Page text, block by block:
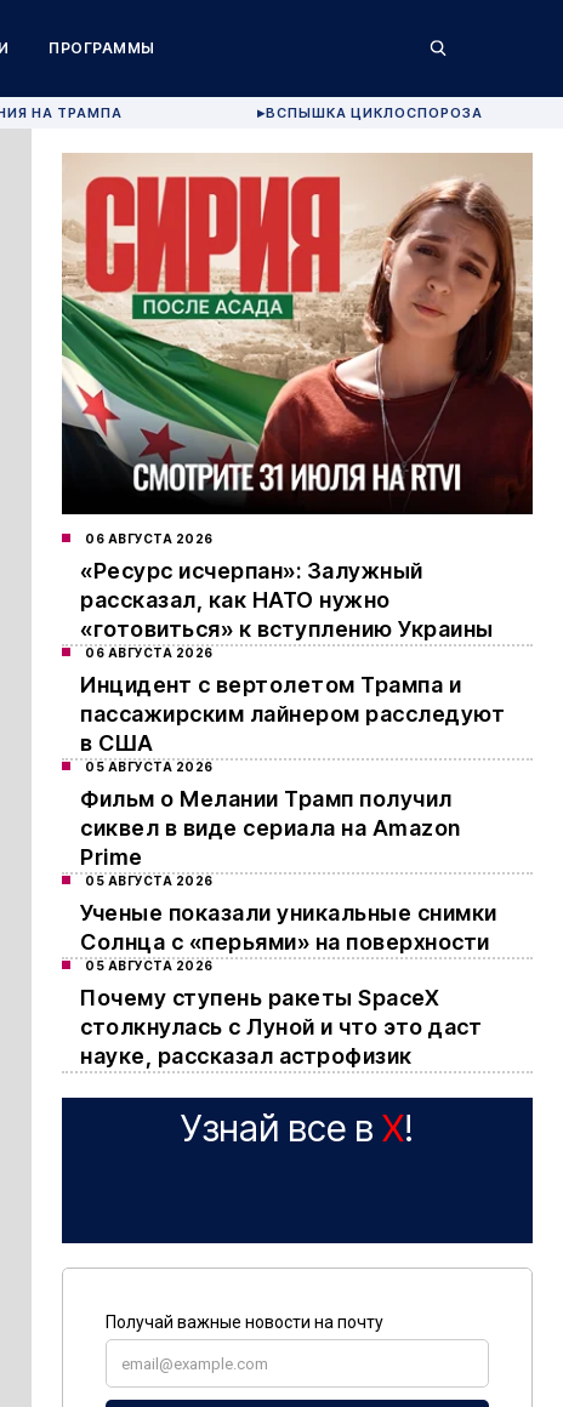
ПРОГРАММЫ
НА ТРАМПА ▶ВСПЫШКА ЦИКЛОСПОРОЗА
06 АВГУСТА 2026
«Ресурс исчерпан»: Залужный
рассказал, как НАТО нужно
«готовиться» к вступлению Украины
06 АВГУСТА 2026
Инцидент с вертолетом Трампа и
пассажирским лайнером расследуют
в США
05 АВГУСТА 2026
Фильм о Мелании Трамп получил
сиквел в виде сериала на Amazon
Prime
05 АВГУСТА 2026
Ученые показали уникальные снимки
Солнца с «перьями» на поверхности
05 АВГУСТА 2026
Почему ступень ракеты SpaceX
столкнулась с Луной и что это даст
науке, рассказал астрофизик
Узнай все в X!